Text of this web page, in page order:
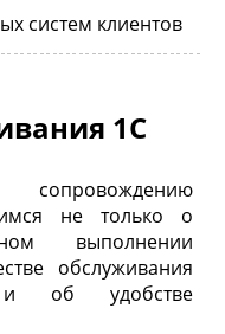
систем клиентов
1С
не только о
выполнении
обслуживания
об удобстве